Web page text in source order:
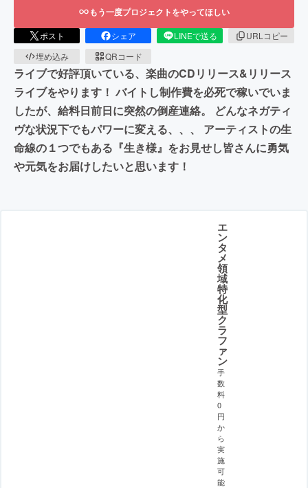
もう一度プロジェクトをやってほしい
ポスト シェア LINEで送る
URLコピー
埋め込み
QRコード
ライブで好評頂いている、楽曲のCDリリース&リリース
ライブをやります！ バイトし制作費を必死で稼いでいま
したが、給料日前日に突然の倒産連絡。 どんなネガティ
ヴな状況下でもパワーに変える、、、 アーティストの生
命線の１つでもある『生き様』をお見せし皆さんに勇気
や元気をお届けしたいと思います！
エ
ン
タ
メ
領
域
特
化
型
ク
ラ
フ
ァ
ン
手
数
料
0
円
か
ら
実
施
可
能